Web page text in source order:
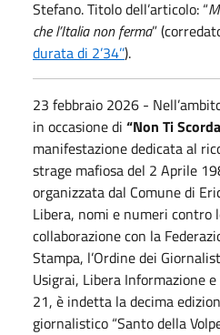
Stefano. Titolo dell’articolo: “
che l’Italia non ferma”
durata di 2’34’’).
23 febbraio 2026 -
in occasione di “Non Ti
manifestazione dedicata al
strage mafiosa del 2 Aprile
organizzata dal Comune di
Libera, nomi e numeri contro
collaborazione con la
Stampa, l’Ordine dei
Usigrai, Libera Informazione
21, è indetta la decima
giornalistico “Santo della